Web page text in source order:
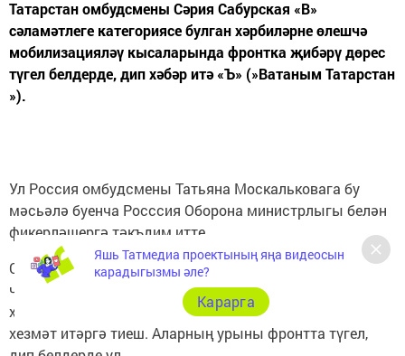
Татарстан омбудсмены Сәрия Сабурская «В»
сәламәтлеге категориясе булган хәрбиләрне өлешчә
мобилизацияләү кысаларында фронтка җибәрү дөрес
түгел белдерде, дип хәбәр итә «Ъ» (»Ватаным Татарстан
»).
Ул Россия омбудсмены Татьяна Москальковага бу
мәсьәлә буенча Рocccия Оборона министрлыгы белән
фикерләшергә тәкъдим итте.
Сабурская фикеренчә, мобилизация буенча
чакырылган «В» кaтегориясе булган хәрби
хезмәткәрләр РФ Хәрби көчләренең тыл бүлекләрендә
хезмәт итәргә тиеш. Аларның урыны фронтта түгел,
Яшь Татмедиа проектының яңа видеосын
карадыгызмы әле?
Карарга